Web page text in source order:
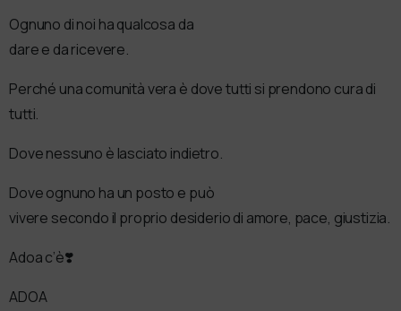
Ognuno di noi ha qualcosa da
dare e da ricevere.
Perché una comunità vera è dove tutti si prendono cura di
tutti.
Dove nessuno è lasciato indietro.
Dove ognuno ha un posto e può
vivere secondo il proprio desiderio di amore, pace, giustizia.
Adoa c’è❣️
ADOA